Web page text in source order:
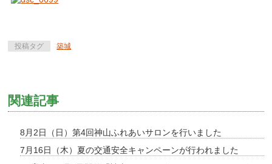
投稿タグ 築城
関連記事
8月2日（日）第4回神山ふれあいサロンを行いました
7月16日（木）夏の交通安全キャンペーンが行われました